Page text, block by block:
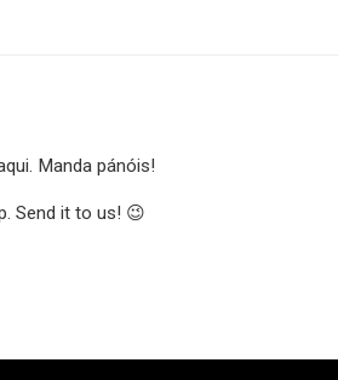
Manda pánóis!
Send it to us! 😉